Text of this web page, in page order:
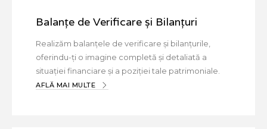
Balanțe de Verificare și Bilanțuri
Realizăm balanțele de verificare și bilanțurile,
oferindu-ți o imagine completă și detaliată a
situației financiare și a poziției tale patrimoniale.
AFLĂ MAI MULTE